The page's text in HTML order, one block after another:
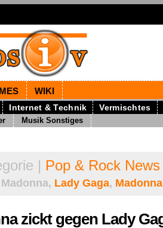
WIKI
Internet & Technik Vermischtes
Musik Sonstiges
| Pop & Rock News
Lady Gaga, Madonna
zickt gegen Lady